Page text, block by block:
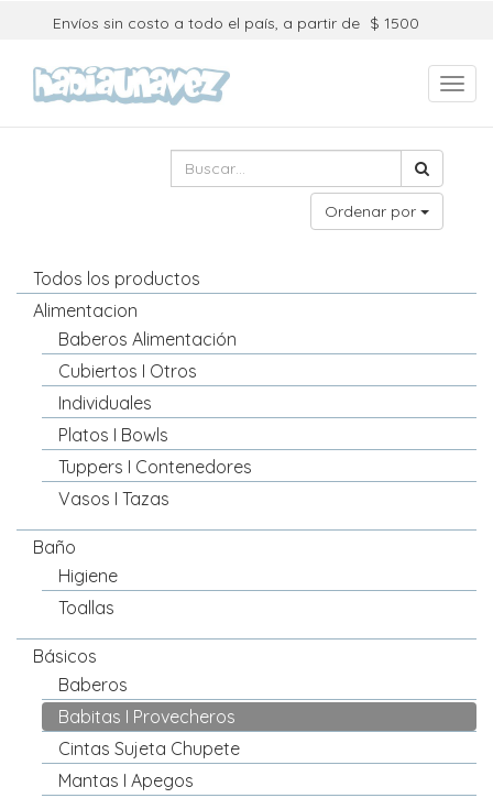
Envíos sin costo a todo el país, a partir de $ 1500
Ordenar por
Todos los productos
Alimentacion
Baberos Alimentación
Cubiertos I Otros
Individuales
Platos I Bowls
Tuppers I Contenedores
Vasos I Tazas
Baño
Higiene
Toallas
Básicos
Baberos
Babitas I Provecheros
Cintas Sujeta Chupete
Mantas I Apegos